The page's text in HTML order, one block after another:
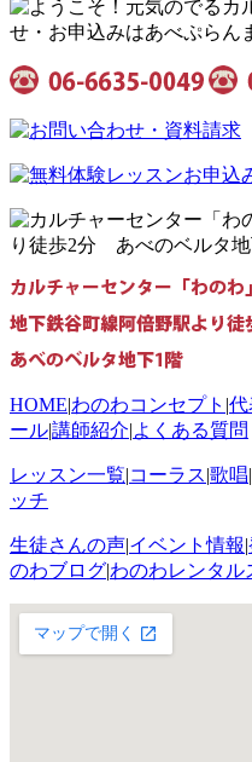
HOME|わのわコンセプト |代
ール|講師紹介|よくある質問
レッスン一覧|コーラス|歌唱|
ッチ
生徒さんの声|イベント情報|
のわブログ|わのわレンタル